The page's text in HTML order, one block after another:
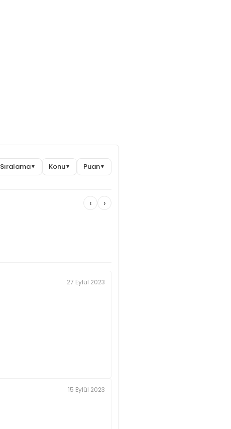
▼ Konu▼ Puan▼
‹ ›
27 Eylül 2023
15 Eylül 2023